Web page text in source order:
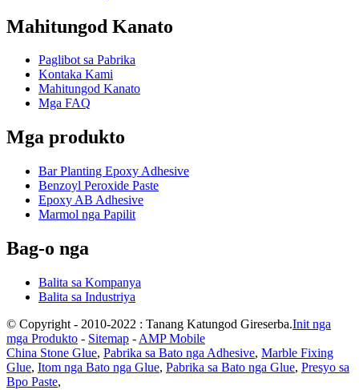
Mahitungod Kanato
Paglibot sa Pabrika
Kontaka Kami
Mahitungod Kanato
Mga FAQ
Mga produkto
Bar Planting Epoxy Adhesive
Benzoyl Peroxide Paste
Epoxy AB Adhesive
Marmol nga Papilit
Bag-o nga
Balita sa Kompanya
Balita sa Industriya
© Copyright - 2010-2022 : Tanang Katungod Gireserba.Init nga
mga Produkto - Sitemap - AMP Mobile
China Stone Glue, Pabrika sa Bato nga Adhesive, Marble Fixing
Glue, Itom nga Bato nga Glue, Pabrika sa Bato nga Glue, Presyo sa
Bpo Paste,